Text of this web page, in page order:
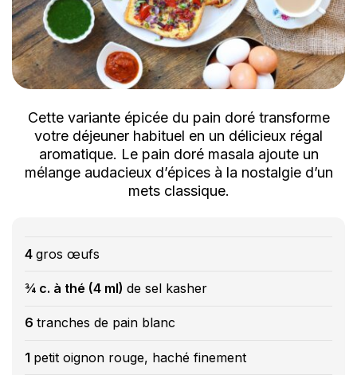
Cette variante épicée du pain doré transforme
votre déjeuner habituel en un délicieux régal
aromatique. Le pain doré masala ajoute un
mélange audacieux d’épices à la nostalgie d’un
mets classique.
4 gros œufs
¾ c. à thé (4 ml) de sel kasher
6 tranches de pain blanc
1 petit oignon rouge, haché finement